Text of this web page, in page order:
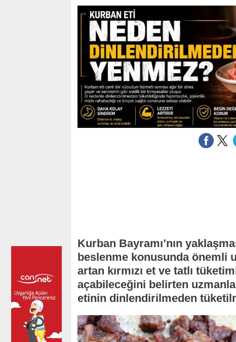
Kurban Bayramı’nın
beslenme konusunda önemli
artan kırmızı et ve tatlı
açabileceğini belirten
etinin dinlendirilmeden